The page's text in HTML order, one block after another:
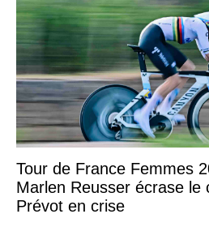
Tour de France Femmes
Marlen Reusser écrase le
Prévot en crise